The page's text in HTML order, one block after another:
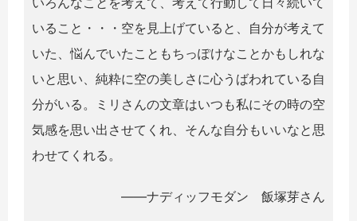
いること・・・空を見上げていると、自分が考えて
いた、悩んでいたこともちっぽけなことかもしれな
いと思い、純粋に空の美しさに心うばわれている自
分がいる。ミリさんの文章はいつも私にその時の空
気感を思い出させてくれ、そんな自分もいいなと思
わせてくれる。
――ナディッフモダン 飯塚芽さん